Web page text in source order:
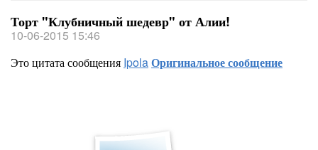
Торт "Клубничный шедевр" от Алии!
10-06-2015 15:46
Это цитата сообщения IpolaОригинальное сообщение